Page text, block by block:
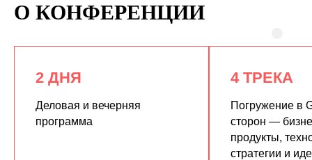
О КОНФЕРЕНЦИИ
2 ДНЯ
Деловая и вечерняя
программа
4 ТРЕКА
Погружение в
сторон —
продукты,
стратегии и